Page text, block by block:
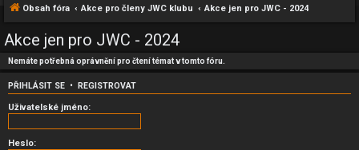
Obsah fóra Akce pro členy JWC klubu Akce jen pro JWC - 2024
Akce jen pro JWC - 2024
Nemáte potřebná oprávnění pro čtení témat v tomto fóru.
PŘIHLÁSIT SE • REGISTROVAT
Uživatelské jméno:
Heslo: